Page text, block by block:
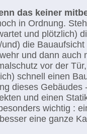
das keiner
in Ordnung.
und plötzlich)
die
und dann auch
vor der
schnell einen
dieses Gebäudes
und einen
wichtig :
eine ganze